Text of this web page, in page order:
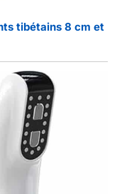
tibétains 8 cm et